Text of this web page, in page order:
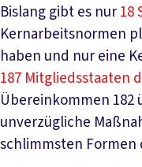
Bislang gibt es nur18
Kernarbeitsnormen
haben und nur eine
187 Mitgliedsstaaten
Übereinkommen 182
unverzügliche
schlimmsten